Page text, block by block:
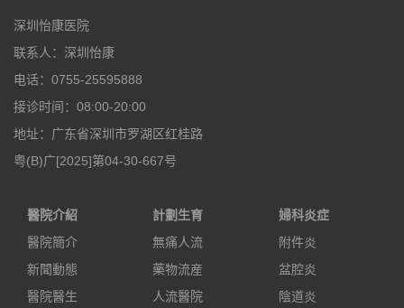
深圳怡康医院
联系人：深圳怡康
电话：0755-25595888
接诊时间：08:00-20:00
地址：广东省深圳市罗湖区红桂路
粤(B)广[2025]第04-30-667号
醫院介紹
醫院簡介
新聞動態
醫院醫生
計劃生育
無痛人流
藥物流産
人流醫院
婦科炎症
附件炎
盆腔炎
陰道炎